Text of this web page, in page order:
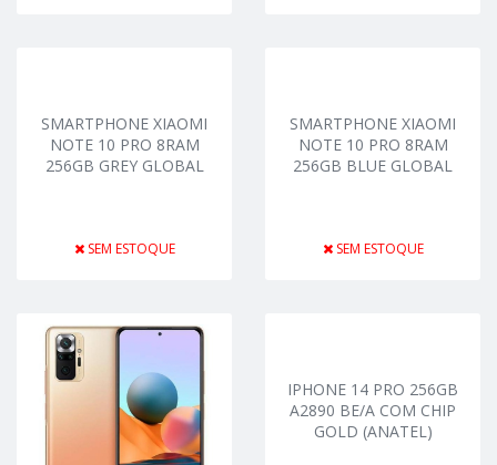
SMARTPHONE XIAOMI
NOTE 10 PRO 8RAM
256GB GREY GLOBAL
SEM ESTOQUE
SMARTPHONE XIAOMI
NOTE 10 PRO 8RAM
256GB BLUE GLOBAL
SEM ESTOQUE
IPHONE 14 PRO 256GB
A2890 BE/A COM CHIP
GOLD (ANATEL)